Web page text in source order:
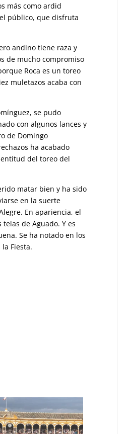
más como ardid
público, que disfruta
andino tiene raza y
de mucho compromiso
Roca es un toreo
muletazos acaba con
se pudo
con algunos lances y
de Domingo
ha acabado
del toreo del
matar bien y ha sido
en la suerte
En apariencia, el
de Aguado. Y es
Se ha notado en los
Fiesta.